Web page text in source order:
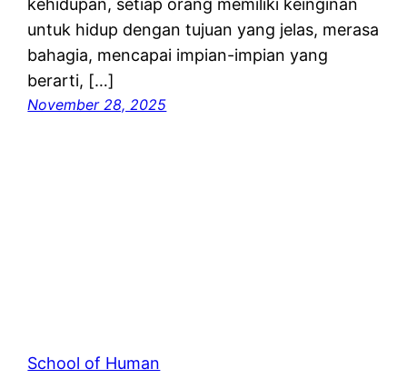
untuk hidup dengan tujuan yang jelas, merasa
bahagia, mencapai impian-impian yang
berarti, […]
November 28, 2025
School of Human